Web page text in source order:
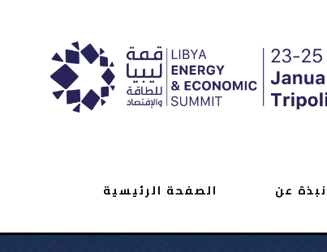
الصفحة الرئيسية نبذة عن